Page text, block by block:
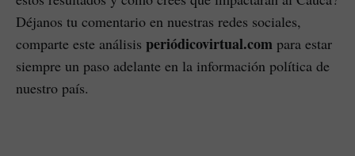
Déjanos tu comentario en nuestras redes sociales,
comparte este análisis periódicovirtual.com para estar
siempre un paso adelante en la información política de
nuestro país.